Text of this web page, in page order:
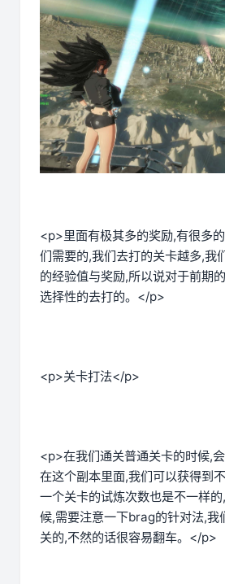
<p>里面有极其多的奖励,有很多
们需要的,我们去打的关卡越多,我
的经验值与奖励,所以说对于前期
选择性的去打的。</p>
<p>关卡打法</p>
<p>在我们通关普通关卡的时候,
在这个副本里面,我们可以获得到
一个关卡的试炼次数也是不一样
候,需要注意一下brag的针对法,我
关的,不然的话很容易翻车。</p>